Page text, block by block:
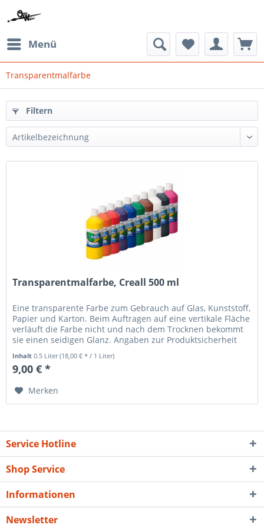
Menü
Transparentmalfarbe
Filtern
Transparentmalfarbe, Creall 500 ml
Eine transparente Farbe zum Gebrauch auf Glas, Kunststoff,
Papier und Karton. Beim Auftragen auf eine vertikale Fläche
verläuft die Farbe nicht und nach dem Trocknen bekommt
sie einen seidigen Glanz. Angaben zur Produktsicherheit
Inhalt0.5 Liter(18,00 € * / 1 Liter)
9,00 € *
Merken
Service Hotline
Shop Service
Informationen
Newsletter